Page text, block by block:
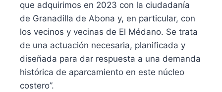
que adquirimos en 2023 con la ciudadanía
de Granadilla de Abona y, en particular, con
los vecinos y vecinas de El Médano. Se trata
de una actuación necesaria, planificada y
diseñada para dar respuesta a una demanda
histórica de aparcamiento en este núcleo
costero”.